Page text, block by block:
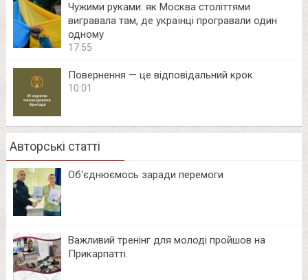
Чужими руками: як Москва століттями
вигравала там, де українці програвали один
одному
17:55
Повернення — це відповідальний крок
10:01
Авторські статті
Об‘єднюємось заради перемоги
Важливий тренінг для молоді пройшов на
Прикарпатті.